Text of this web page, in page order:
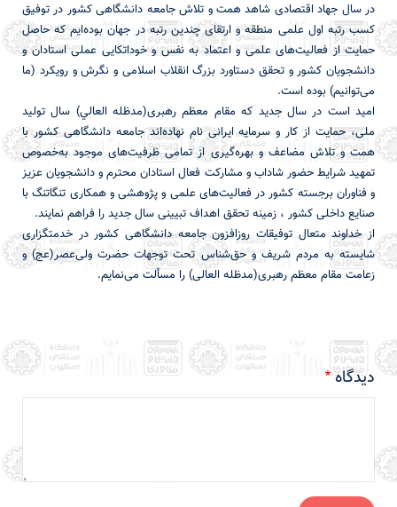
در سال جهاد اقتصادی شاهد همت و تلاش جامعه دانشگاهی کشور در توفیق
کسب رتبه اول علمی منطقه و ارتقای چندین رتبه در جهان بوده‌ایم که حاصل
حمایت از فعالیت‌های علمی و اعتماد به نفس و خوداتکایی عملی استادان و
دانشجویان کشور و تحقق دستاورد بزرگ انقلاب اسلامی و نگرش و رویکرد (ما
می‌توانیم) بوده است.
امید است در سال جدید که مقام معظم رهبری(مدظله العالي) سال تولید
ملی، حمایت از کار و سرمایه ایرانی نام نهاده‌اند جامعه دانشگاهی کشور با
همت و تلاش مضاعف و بهره‌گیری از تمامی ظرفیت‌های موجود به‌خصوص
تمهید شرایط حضور شاداب و مشارکت فعال استادان محترم و دانشجویان عزیز
و فناوران برجسته کشور در فعالیت‌های علمی و پژوهشی و همکاری تنگاتنگ با
صنایع داخلی کشور ، زمینه تحقق اهداف تبیینی سال جدید را فراهم نمایند.
از خداوند متعال توفیقات روزافزون جامعه دانشگاهی کشور در خدمتگزاری
شایسته به مردم شریف و حق‌شناس تحت توجهات حضرت ولی‌عصر(عج) و
زعامت مقام معظم رهبری(مدظله العالی) را مسألت می‌نمایم.
دیدگاه